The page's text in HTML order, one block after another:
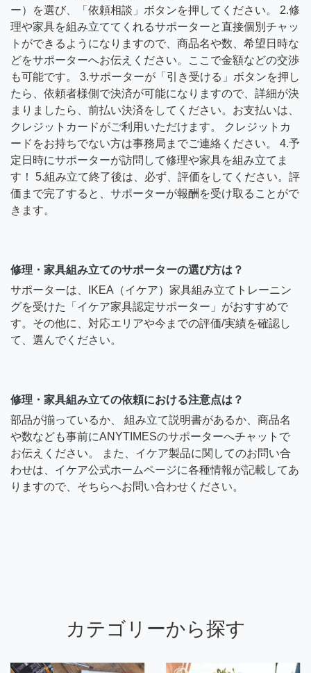
ー）を選び、「依頼相談」ボタンを押してください。 2.修
理や家具を組み立ててくれるサポーターと直接個別チャッ
トができるようになりますので、商品名や数、希望日時な
どをサポーターへお伝えください。ここで金額などの交渉
も可能です。 3.サポーターが「引き受ける」ボタンを押し
たら、依頼者様側で決済が可能になりますので、詳細が決
まりましたら、前払い決済をしてください。お支払いは、
クレジットカードがご利用いただけます。 クレジットカ
ードをお持ちでない方は事務局までご連絡ください。 4.予
定日時にサポーターが訪問して修理や家具を組み立てま
す！ 5.組み立て終了後は、必ず、評価をしてください。評
価まで完了すると、サポーターが報酬を受け取ることがで
きます。
修理・家具組み立てのサポーターの選び方は？
サポーターは、IKEA（イケア）家具組み立てトレーニン
グを受けた「イケア家具認定サポーター」がおすすめで
す。その他に、対応エリアや今までの評価/実績を確認し
て、選んでください。
修理・家具組み立ての依頼における注意点は？
部品が揃っているか、 組み立て説明書があるか、商品名
や数なども事前にANYTIMESのサポーターへチャットで
お伝えください。 また、イケア製品に関してのお問い合
わせは、イケア公式ホームページに各種情報が記載してあ
りますので、そちらへお問い合わせください。
カテゴリーから探す